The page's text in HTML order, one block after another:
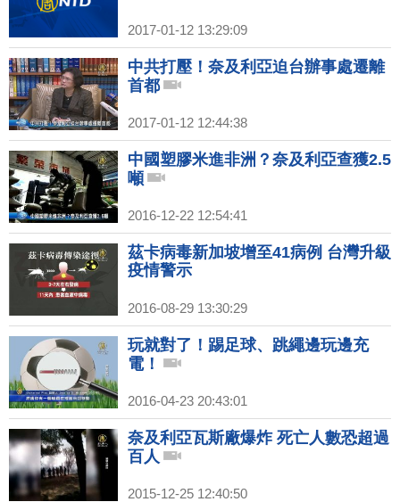
2017-01-12 13:29:09
中共打壓！奈及利亞迫台辦事處遷離
首都
2017-01-12 12:44:38
中國塑膠米進非洲？奈及利亞查獲2.5
噸
2016-12-22 12:54:41
茲卡病毒新加坡增至41病例 台灣升級
疫情警示
2016-08-29 13:30:29
玩就對了！踢足球、跳繩邊玩邊充
電！
2016-04-23 20:43:01
奈及利亞瓦斯廠爆炸 死亡人數恐超過
百人
2015-12-25 12:40:50